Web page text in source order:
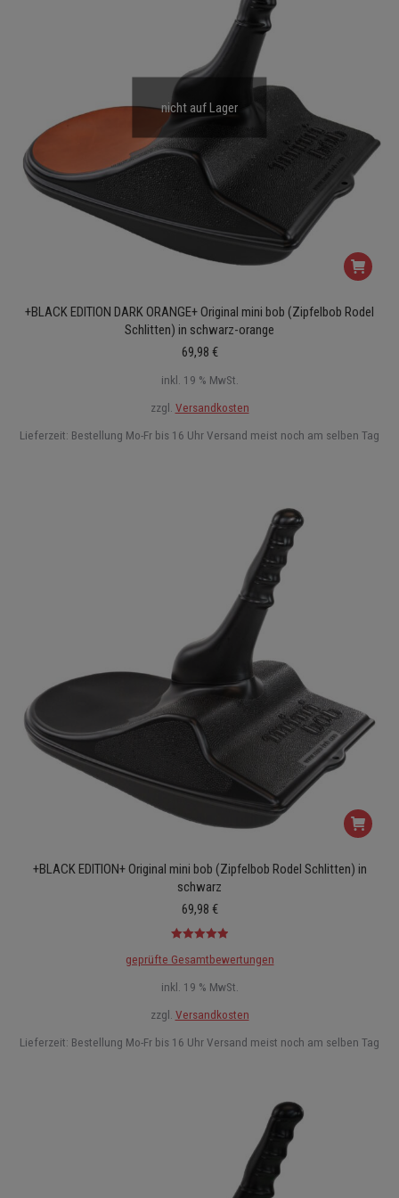
nicht auf Lager
+BLACK EDITION DARK ORANGE+ Original mini bob (Zipfelbob Rodel
Schlitten) in schwarz-orange
69,98 €
inkl. 19 % MwSt.
zzgl. Versandkosten
Lieferzeit: Bestellung Mo-Fr bis 16 Uhr Versand meist noch am selben Tag
+BLACK EDITION+ Original mini bob (Zipfelbob Rodel Schlitten) in
schwarz
69,98 €
5.00von 5
geprüfte Gesamtbewertungen
inkl. 19 % MwSt.
zzgl. Versandkosten
Lieferzeit: Bestellung Mo-Fr bis 16 Uhr Versand meist noch am selben Tag